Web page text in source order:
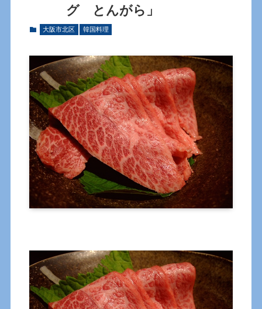
グ とんがら」
大阪市北区 韓国料理